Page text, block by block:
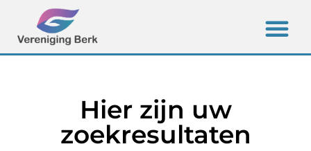
Hier zijn uw
zoekresultaten